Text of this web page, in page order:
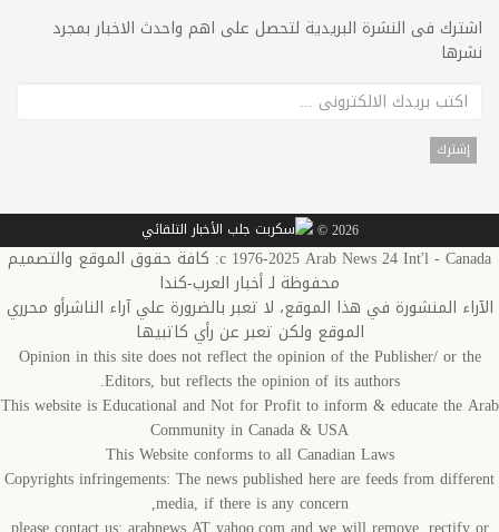
اشترك فى النشرة البريدية لتحصل على اهم واحدث الاخبار بمجرد
نشرها
2026 ©
c 1976-2025 Arab News 24 Int'l - Canada: كافة حقوق الموقع والتصميم
محفوظة لـ أخبار العرب-كندا
الآراء المنشورة في هذا الموقع، لا تعبر بالضرورة علي آراء الناشرأو محرري
الموقع ولكن تعبر عن رأي كاتبيها
Opinion in this site does not reflect the opinion of the Publisher/ or the
Editors, but reflects the opinion of its authors.
This website is Educational and Not for Profit to inform & educate the Arab
Community in Canada & USA
This Website conforms to all Canadian Laws
Copyrights infringements: The news published here are feeds from different
media, if there is any concern,